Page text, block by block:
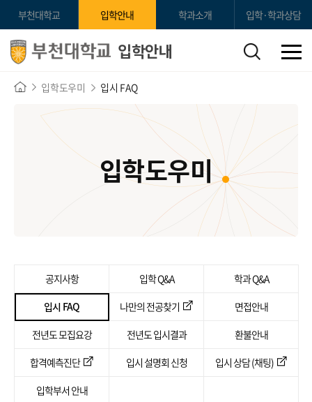
부천대학교 입학안내 학과소개 입학·학과상담
입학안내
입학도우미 입시 FAQ
입학도우미
공지사항 입학 Q&A
학과 Q&A
입시 FAQ
나만의 전공찾기
면접안내
전년도 모집요강
전년도 입시결과
환불안내
합격예측진단
입시 설명회 신청
입시 상담 (채팅)
입학부서 안내